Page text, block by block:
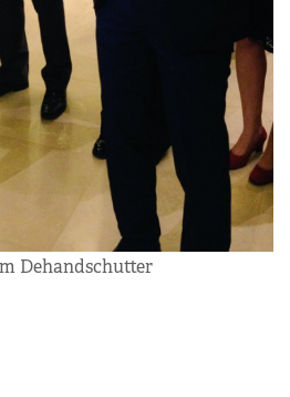
Dehandschutter